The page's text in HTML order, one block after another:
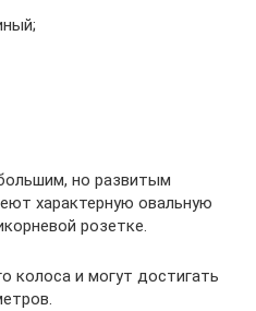
но развитым
характерную овальную
розетке.
колоса и могут достигать